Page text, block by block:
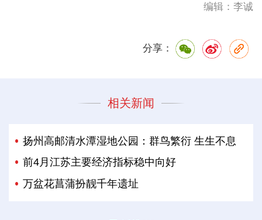
编辑：李诚
分享：
相关新闻
扬州高邮清水潭湿地公园：群鸟繁衍 生生不息
前4月江苏主要经济指标稳中向好
万盆花菖蒲扮靓千年遗址